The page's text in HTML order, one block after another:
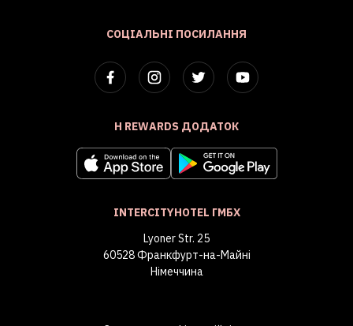
СОЦІАЛЬНІ ПОСИЛАННЯ
H REWARDS ДОДАТОК
INTERCITYHOTEL ГМБХ
Lyoner Str. 25
60528 Франкфурт-на-Майні
Німеччина